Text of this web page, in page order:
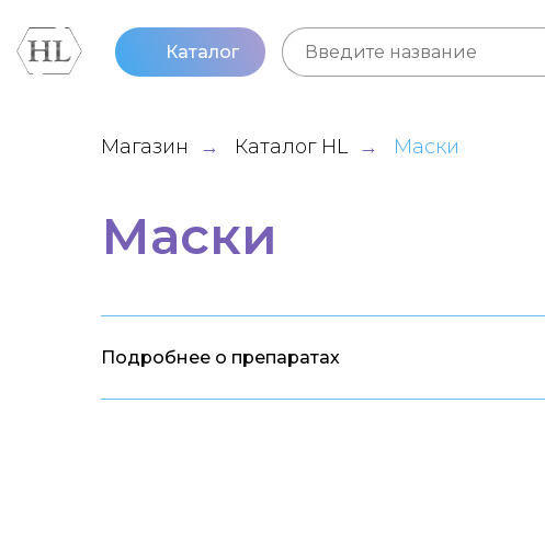
Каталог
Магазин → Каталог HL → Маски
Маски
Подробнее о препаратах